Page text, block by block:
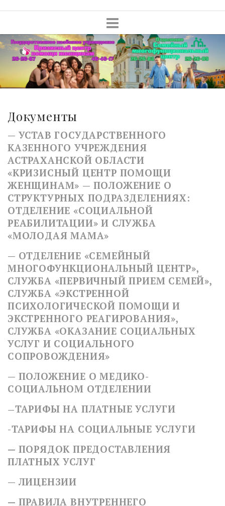
Документы
— УСТАВ ГОСУДАРСТВЕННОГО
КАЗЕННОГО УЧРЕЖДЕНИЯ
АСТРАХАНСКОЙ ОБЛАСТИ
«КРИЗИСНЫЙ ЦЕНТР ПОМОЩИ
ЖЕНЩИНАМ» — ПОЛОЖЕНИЕ О
СТРУКТУРНЫХ ПОДРАЗДЕЛЕНИЯХ:
ОТДЕЛЕНИЕ «СОЦИАЛЬНОЙ
РЕАБИЛИТАЦИИ» И СЛУЖБА
«МОЛОДАЯ МАМА»
— ОТДЕЛЕНИЕ «СЕМЕЙНЫЙ
МНОГОФУНКЦИОНАЛЬНЫЙ ЦЕНТР»,
СЛУЖБА «ПЕРВИЧНЫЙ ПРИЕМ СЕМЕЙ»,
СЛУЖБА «ЭКСТРЕННОЙ
ПСИХОЛОГИЧЕСКОЙ ПОМОЩИ И
ЭКСТРЕННОГО РЕАГИРОВАНИЯ»,
СЛУЖБА «ОКАЗАНИЕ СОЦИАЛЬНЫХ
УСЛУГ И СОЦИАЛЬНОГО
СОПРОВОЖДЕНИЯ»
— ПОЛОЖЕНИЕ О МЕДИКО-
СОЦИАЛЬНОМ ОТДЕЛЕНИИ
—ТАРИФЫ НА ПЛАТНЫЕ УСЛУГИ
-ТАРИФЫ НА СОЦИАЛЬНЫЕ УСЛУГИ
— ПОРЯДОК ПРЕДОСТАВЛЕНИЯ
ПЛАТНЫХ УСЛУГ
— ЛИЦЕНЗИИ
— ПРАВИЛА ВНУТРЕННЕГО